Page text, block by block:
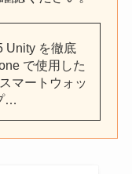
Unity を徹底
で使用した
マートウォッ
…